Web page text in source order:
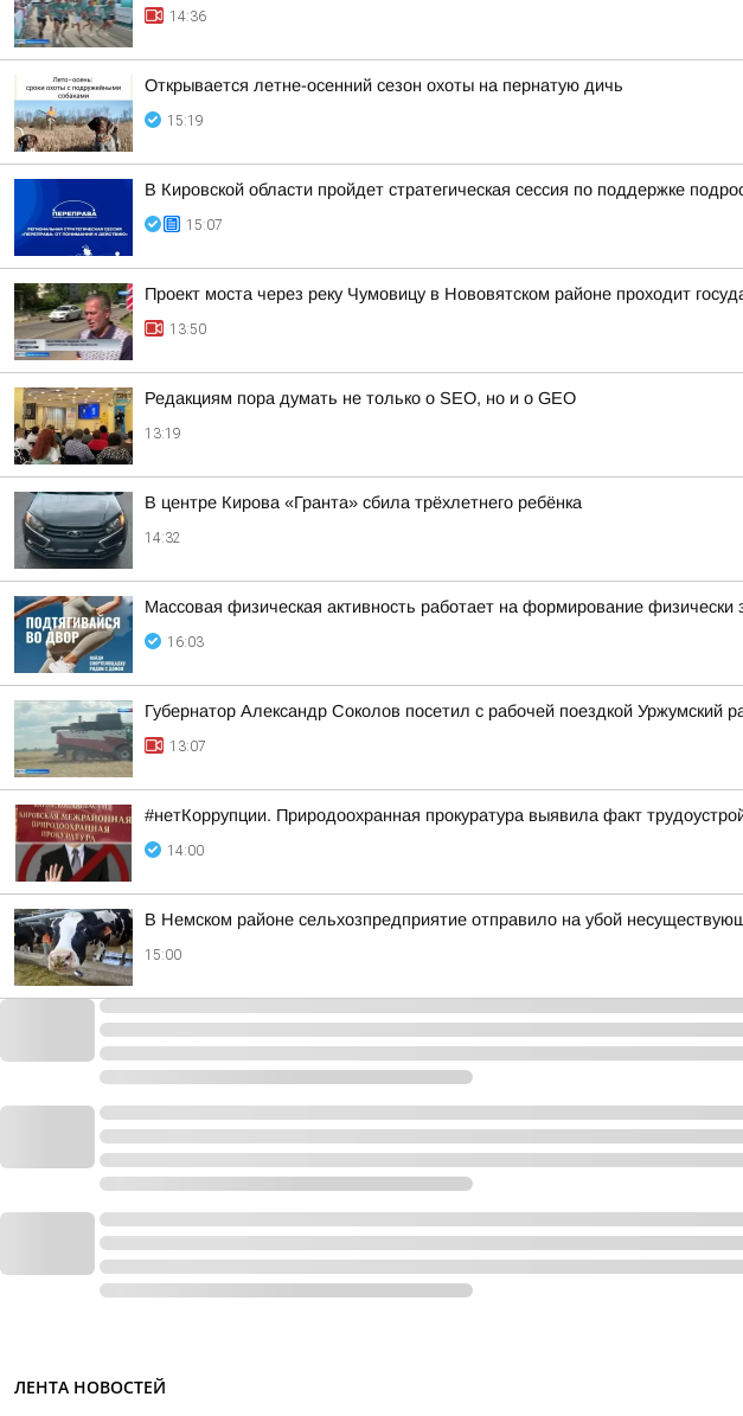
14:36
Открывается летне-осенний сезон охоты на пернатую дичь
15:19
В Кировской области пройдет стратегическая сессия по поддержке
15:07
Проект моста через реку Чумовицу в Нововятском районе проходит
13:50
Редакциям пора думать не только о SEO, но и о GEO
13:19
В центре Кирова «Гранта» сбила трёхлетнего ребёнка
14:32
Массовая физическая активность работает на формирование физически
16:03
Губернатор Александр Соколов посетил с рабочей поездкой Уржумский
13:07
#нетКоррупции. Природоохранная прокуратура выявила факт
14:00
В Немском районе сельхозпредприятие отправило на убой
15:00
ЛЕНТА НОВОСТЕЙ